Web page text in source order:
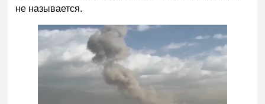
не называется.